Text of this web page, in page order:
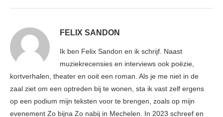
FELIX SANDON
Ik ben Felix Sandon en ik schrijf. Naast
muziekrecensies en interviews ook poëzie,
kortverhalen, theater en ooit een roman. Als je me niet in de
zaal ziet om een optreden bij te wonen, sta ik vast zelf ergens
op een podium mijn teksten voor te brengen, zoals op mijn
evenement Zo bijna Zo nabij in Mechelen. In 2023 schreef en